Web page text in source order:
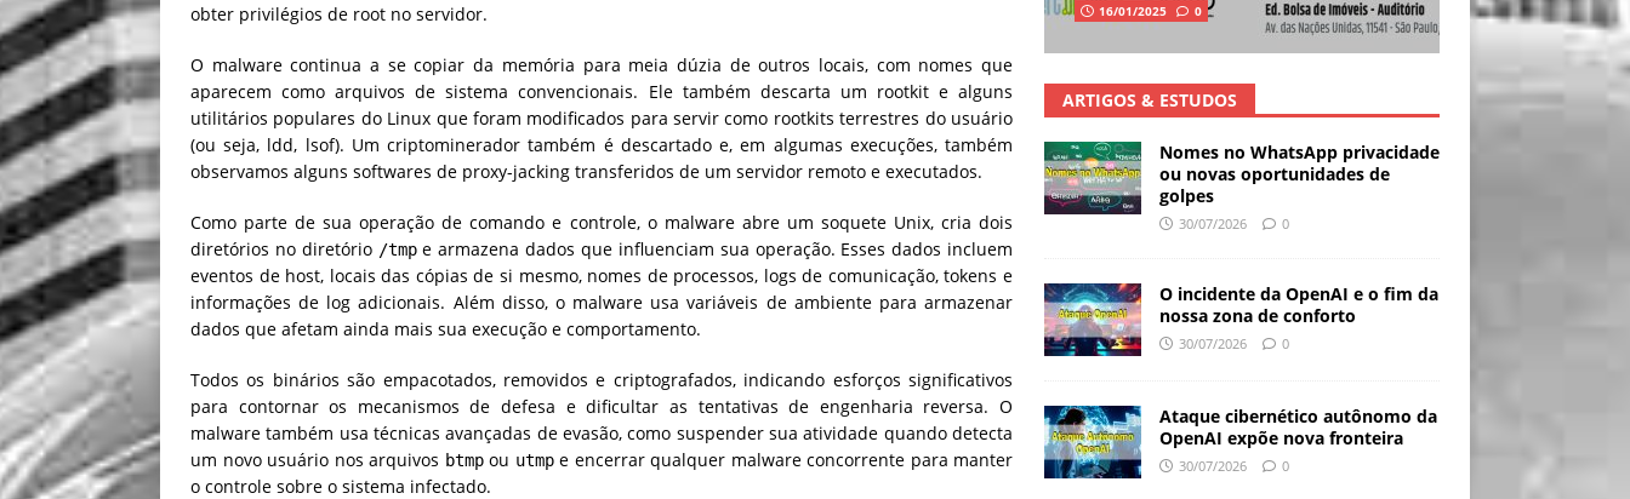
obter privilégios de root no servidor.
O malware continua a se copiar da memória para meia dúzia de outros locais, com nomes que
aparecem como arquivos de sistema convencionais. Ele também descarta um rootkit e alguns
utilitários populares do Linux que foram modificados para servir como rootkits terrestres do usuário
(ou seja, ldd, lsof). Um criptominerador também é descartado e, em algumas execuções, também
observamos alguns softwares de proxy-jacking transferidos de um servidor remoto e executados.
Como parte de sua operação de comando e controle, o malware abre um soquete Unix, cria dois
diretórios no diretório /tmpe armazena dados que influenciam sua operação. Esses dados incluem
eventos de host, locais das cópias de si mesmo, nomes de processos, logs de comunicação, tokens e
informações de log adicionais. Além disso, o malware usa variáveis de ambiente para armazenar
dados que afetam ainda mais sua execução e comportamento.
Todos os binários são empacotados, removidos e criptografados, indicando esforços significativos
para contornar os mecanismos de defesa e dificultar as tentativas de engenharia reversa. O
malware também usa técnicas avançadas de evasão, como suspender sua atividade quando detecta
um novo usuário nos arquivos btmpou utmpe encerrar qualquer malware concorrente para manter
o controle sobre o sistema infectado.
16/01/2025 0
ARTIGOS & ESTUDOS
Nomes no WhatsApp privacidade
ou novas oportunidades de
golpes
30/07/2026 0
O incidente da OpenAI e o fim da
nossa zona de conforto
30/07/2026 0
Ataque cibernético autônomo da
OpenAI expõe nova fronteira
30/07/2026 0